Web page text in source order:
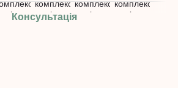
Консультація